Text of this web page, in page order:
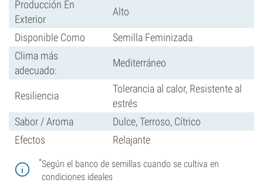
Producción En
Exterior
Alto
Disponible Como
Semilla Feminizada
Clima más
adecuado:
Mediterráneo
Resiliencia
Tolerancia al calor, Resistente al
estrés
Sabor / Aroma
Dulce, Terroso, Cítrico
Efectos
Relajante
*Según el banco de semillas cuando se cultiva en
condiciones ideales